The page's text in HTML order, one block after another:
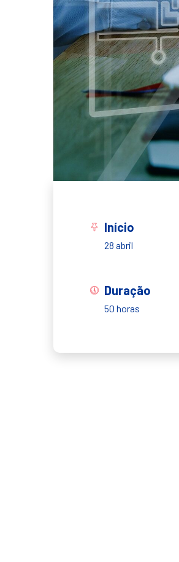
Início
28 abril
Duração
50 horas